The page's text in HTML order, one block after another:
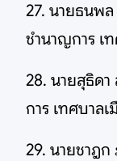
27. นายธนพ
ชำนาญการ เ
28. นายสุธิด
การ เทศบาลเ
29. นายชาฎ